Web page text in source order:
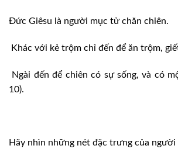
Đức Giêsu là người mục tử chăn chiên.
Khác với kẻ trộm chỉ đến để ăn trộm,
Ngài đến để chiên có sự sống, và có
10).
Hãy nhìn những nét đặc trưng của